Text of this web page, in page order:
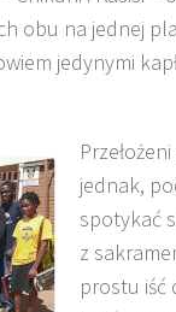
obu na jednej
jedynymi
jednak,
spotykać
z
prostu iść
ŚLADAMI BEYZYMA